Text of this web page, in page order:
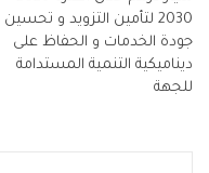
2030 لتأمين التزويد و تحسين
جودة الخدمات و الحفاظ على
ديناميكية التنمية المستدامة
للجهة